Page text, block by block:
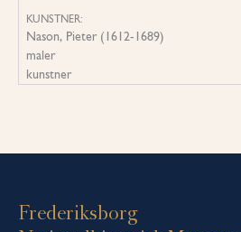
KUNSTNER:
Nason, Pieter (1612-1689)
maler
kunstner
Frederiksborg